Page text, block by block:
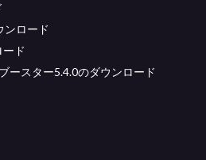
ンロード
ド
ースター5.4.0のダウンロード